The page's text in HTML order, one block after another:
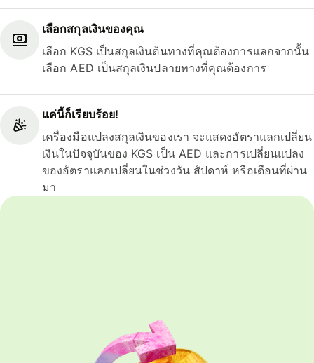
เลือกสกุลเงินของคุณ
เลือก KGS เป็นสกุลเงินต้นทางที่คุณต้องการแลกจากนั้น
เลือก AED เป็นสกุลเงินปลายทางที่คุณต้องการ
แค่นี้ก็เรียบร้อย!
เครื่องมือแปลงสกุลเงินของเรา จะแสดงอัตราแลกเปลี่ยน
เงินในปัจจุบันของ KGS เป็น AED และการเปลี่ยนแปลง
ของอัตราแลกเปลี่ยนในช่วงวัน สัปดาห์ หรือเดือนที่ผ่าน
มา